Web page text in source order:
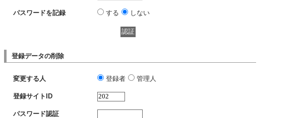
パスワードを記録 する しない
登録データの削除
変更する人 登録者 管理人
登録サイトID
パスワード認証